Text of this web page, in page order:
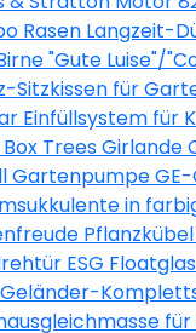
Rasen Langzeit-
"Gute Luise"/
Sitzkissen für
7,5 l Malus
Einfüllsystem für
Trees
Gartenpumpe GE-
in
Stück Pflanzkübel
ESG
glänzend 10 mm
für